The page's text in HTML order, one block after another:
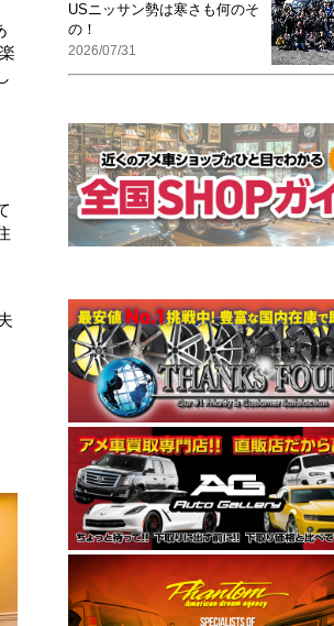
USニッサン勢は寒さも何のそ
の！
2026/07/31